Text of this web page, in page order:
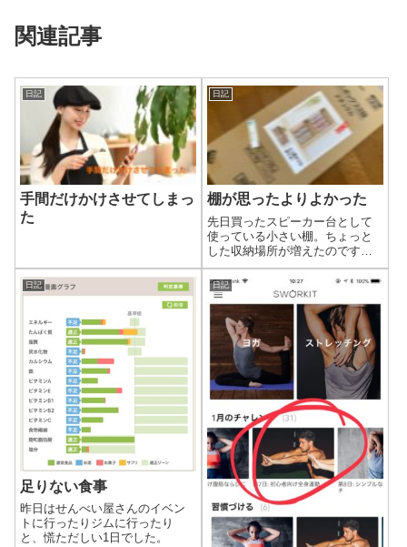
関連記事
日記
手間だけかけさせてしまっ
た
日記
棚が思ったよりよかった
先日買ったスピーカー台として
使っている小さい棚。ちょっと
した収納場所が増えたのです
が、テーブルに置きっぱなしに
していた本をしまいました。ま
だテーブルに物はありますが、
それだけでテーブルがスッキリ
したので気分が良いです。思っ
たより良い買い物で...
日記
足りない食事
昨日はせんべい屋さんのイベン
トに行ったりジムに行ったり
と、慌ただしい1日でした。
日記